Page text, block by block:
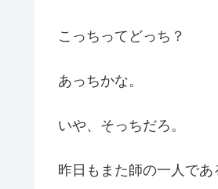
こっちってどっち？
あっちかな。
いや、そっちだろ。
昨日もまた師の一人であ